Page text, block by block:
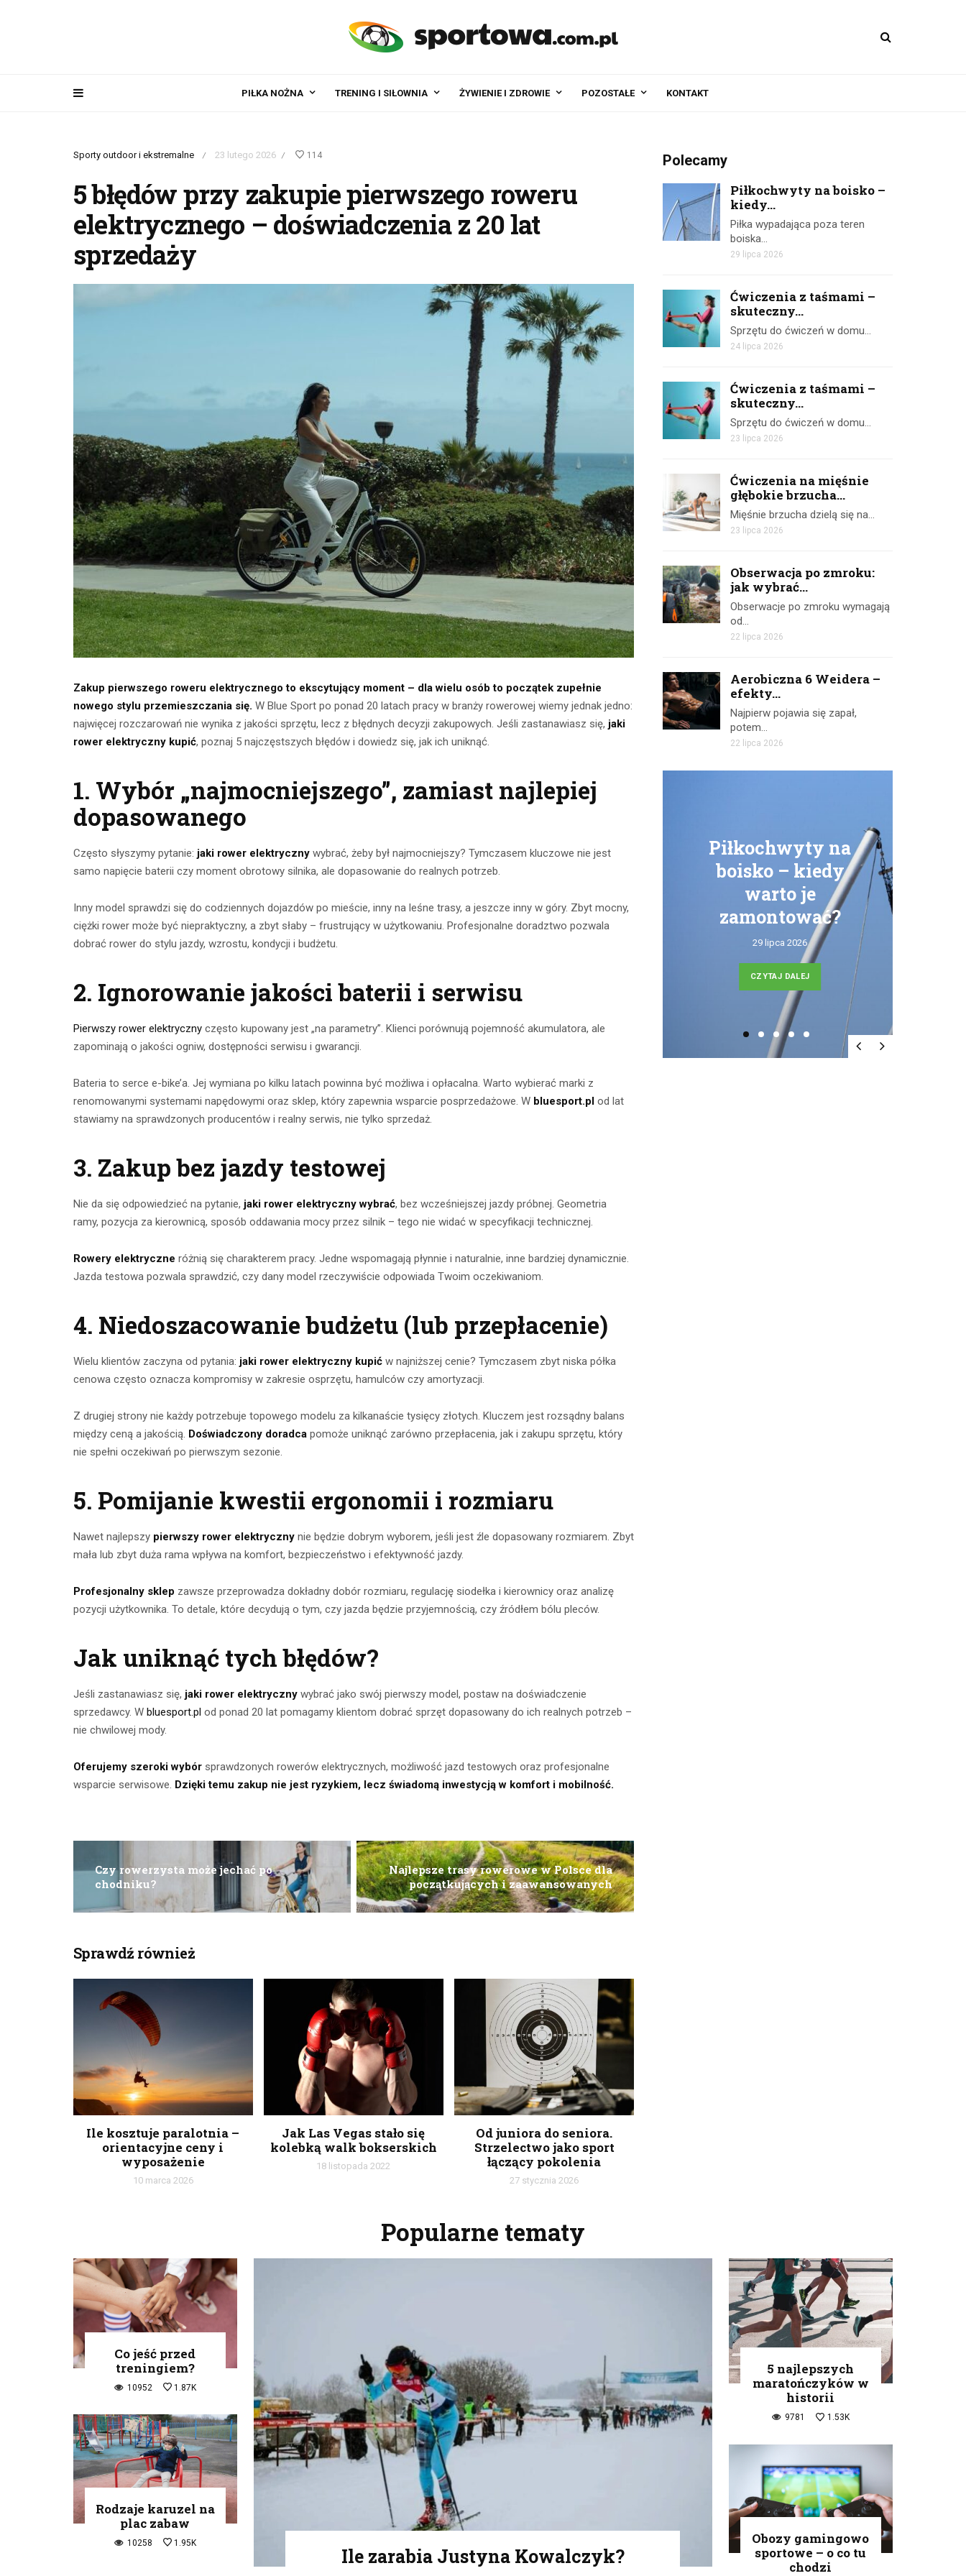
PIŁKA NOŻNA TRENING I SIŁOWNIA ŻYWIENIE I ZDROWIE POZOSTAŁE KONTAKT
Sporty outdoor i ekstremalne / 23 lutego 2026 / 114
5 błędów przy zakupie pierwszego roweru
elektrycznego – doświadczenia z 20 lat
sprzedaży
Zakup pierwszego roweru elektrycznego to ekscytujący moment – dla wielu osób to początek zupełnie
nowego stylu przemieszczania się. W Blue Sport po ponad 20 latach pracy w branży rowerowej wiemy jednak jedno:
najwięcej rozczarowań nie wynika z jakości sprzętu, lecz z błędnych decyzji zakupowych. Jeśli zastanawiasz się, jaki
rower elektryczny kupić, poznaj 5 najczęstszych błędów i dowiedz się, jak ich uniknąć.
1. Wybór „najmocniejszego”, zamiast najlepiej
dopasowanego
Często słyszymy pytanie: jaki rower elektryczny wybrać, żeby był najmocniejszy? Tymczasem kluczowe nie jest
samo napięcie baterii czy moment obrotowy silnika, ale dopasowanie do realnych potrzeb.
Inny model sprawdzi się do codziennych dojazdów po mieście, inny na leśne trasy, a jeszcze inny w góry. Zbyt mocny,
ciężki rower może być niepraktyczny, a zbyt słaby – frustrujący w użytkowaniu. Profesjonalne doradztwo pozwala
dobrać rower do stylu jazdy, wzrostu, kondycji i budżetu.
2. Ignorowanie jakości baterii i serwisu
Pierwszy rower elektryczny często kupowany jest „na parametry”. Klienci porównują pojemność akumulatora, ale
zapominają o jakości ogniw, dostępności serwisu i gwarancji.
Bateria to serce e-bike’a. Jej wymiana po kilku latach powinna być możliwa i opłacalna. Warto wybierać marki z
renomowanymi systemami napędowymi oraz sklep, który zapewnia wsparcie posprzedażowe. W bluesport.pl od lat
stawiamy na sprawdzonych producentów i realny serwis, nie tylko sprzedaż.
3. Zakup bez jazdy testowej
Nie da się odpowiedzieć na pytanie, jaki rower elektryczny wybrać, bez wcześniejszej jazdy próbnej. Geometria
ramy, pozycja za kierownicą, sposób oddawania mocy przez silnik – tego nie widać w specyfikacji technicznej.
Rowery elektryczne różnią się charakterem pracy. Jedne wspomagają płynnie i naturalnie, inne bardziej dynamicznie.
Jazda testowa pozwala sprawdzić, czy dany model rzeczywiście odpowiada Twoim oczekiwaniom.
4. Niedoszacowanie budżetu (lub przepłacenie)
Wielu klientów zaczyna od pytania: jaki rower elektryczny kupić w najniższej cenie? Tymczasem zbyt niska półka
cenowa często oznacza kompromisy w zakresie osprzętu, hamulców czy amortyzacji.
Z drugiej strony nie każdy potrzebuje topowego modelu za kilkanaście tysięcy złotych. Kluczem jest rozsądny balans
między ceną a jakością. Doświadczony doradca pomoże uniknąć zarówno przepłacenia, jak i zakupu sprzętu, który
nie spełni oczekiwań po pierwszym sezonie.
5. Pomijanie kwestii ergonomii i rozmiaru
Nawet najlepszy pierwszy rower elektryczny nie będzie dobrym wyborem, jeśli jest źle dopasowany rozmiarem. Zbyt
mała lub zbyt duża rama wpływa na komfort, bezpieczeństwo i efektywność jazdy.
Profesjonalny sklep zawsze przeprowadza dokładny dobór rozmiaru, regulację siodełka i kierownicy oraz analizę
pozycji użytkownika. To detale, które decydują o tym, czy jazda będzie przyjemnością, czy źródłem bólu pleców.
Jak uniknąć tych błędów?
Jeśli zastanawiasz się, jaki rower elektryczny wybrać jako swój pierwszy model, postaw na doświadczenie
sprzedawcy. W bluesport.pl od ponad 20 lat pomagamy klientom dobrać sprzęt dopasowany do ich realnych potrzeb –
nie chwilowej mody.
Oferujemy szeroki wybór sprawdzonych rowerów elektrycznych, możliwość jazd testowych oraz profesjonalne
wsparcie serwisowe. Dzięki temu zakup nie jest ryzykiem, lecz świadomą inwestycją w komfort i mobilność.
Czy rowerzysta może jechać po
chodniku?
Najlepsze trasy rowerowe w Polsce dla
początkujących i zaawansowanych
Sprawdź również
Ile kosztuje paralotnia –
orientacyjne ceny i
wyposażenie
10 marca 2026
Jak Las Vegas stało się
kolebką walk bokserskich
18 listopada 2022
Od juniora do seniora.
Strzelectwo jako sport
łączący pokolenia
27 stycznia 2026
Polecamy
Piłkochwyty na boisko –
kiedy...
Piłka wypadająca poza teren
boiska…
29 lipca 2026
Ćwiczenia z taśmami –
skuteczny...
Sprzętu do ćwiczeń w domu…
24 lipca 2026
Ćwiczenia z taśmami –
skuteczny...
Sprzętu do ćwiczeń w domu…
23 lipca 2026
Ćwiczenia na mięśnie
głębokie brzucha...
Mięśnie brzucha dzielą się na…
23 lipca 2026
Obserwacja po zmroku:
jak wybrać...
Obserwacje po zmroku wymagają
od…
22 lipca 2026
Aerobiczna 6 Weidera –
efekty...
Najpierw pojawia się zapał,
potem…
22 lipca 2026
Ćwiczenia z
taśmami –
trening w domu
23 lipca 2026
mięśnie głębokie
brzucha – jak je
poprawnie
wykonywać?
CZYTAJ DALEJ
Obserwacja po
zmroku: jak
lornetkę w teren?
Piłkochwyty na
boisko – kiedy
warto je
zamontować?
29 lipca 2026
CZYTAJ DALEJ
Popularne tematy
Co jeść przed
treningiem?
10952 1.87K
Rodzaje karuzel na
plac zabaw
10258 1.95K
Ile zarabia Justyna Kowalczyk?
5 najlepszych
maratończyków w
historii
9781 1.53K
Obozy gamingowo
sportowe – o co tu
chodzi